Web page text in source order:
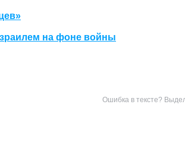
на фоне войны
Ошибка в тексте?